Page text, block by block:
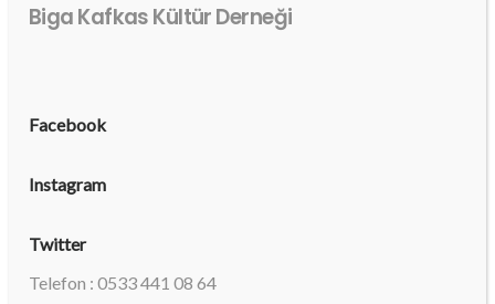
Biga Kafkas Kültür Derneği
Facebook
Instagram
Twitter
Telefon : 0533 441 08 64